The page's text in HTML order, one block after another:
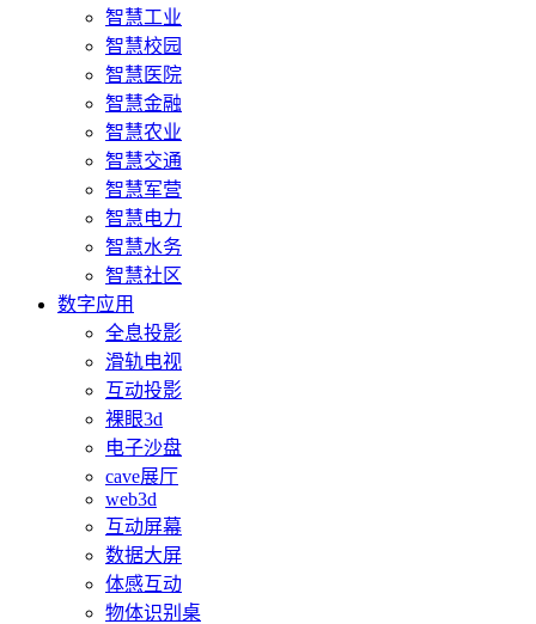
智慧工业
智慧校园
智慧医院
智慧金融
智慧农业
智慧交通
智慧军营
智慧电力
智慧水务
智慧社区
数字应用
全息投影
滑轨电视
互动投影
裸眼3d
电子沙盘
cave展厅
web3d
互动屏幕
数据大屏
体感互动
物体识别桌